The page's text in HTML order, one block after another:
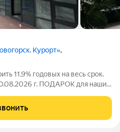
Курорт»,
11,9% годовых на весь срок.
г. ПОДАРОК для наших
экскурсии). Вашему вниманию